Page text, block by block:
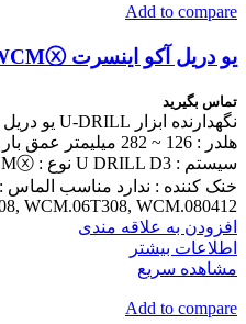
Add to compare
یو دریل آکو اینسرت ATUM D3 – WCMⓧ
تماس بگیرید
WCM.06T308, WCM.080412
افزودن به علاقه مندی
اطلاعات بیشتر
مشاهده سریع
Add to compare